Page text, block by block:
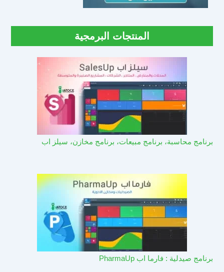
المنتجات البرمجية
برنامج محاسبة، برنامج مبيعات، برنامج مخازن، سيلز اب
برنامج صيدلية : فارما اب PharmaUp​